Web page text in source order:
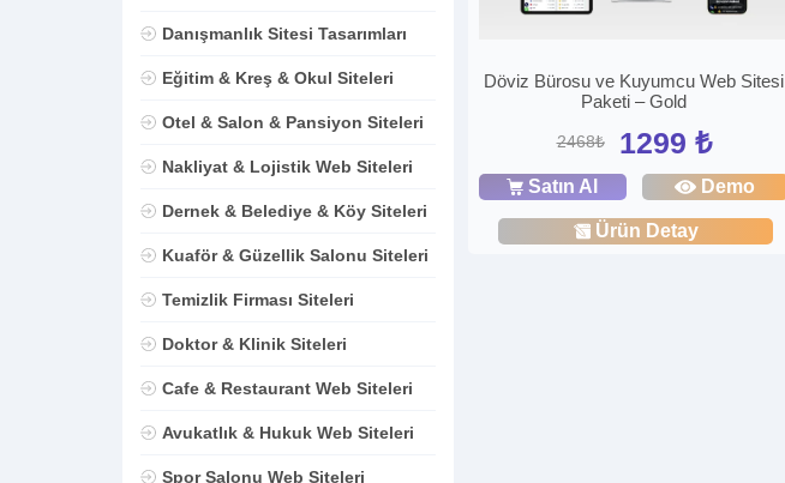
Danışmanlık Sitesi Tasarımları
Eğitim & Kreş & Okul Siteleri
Otel & Salon & Pansiyon Siteleri
Nakliyat & Lojistik Web Siteleri
Dernek & Belediye & Köy Siteleri
Kuaför & Güzellik Salonu Siteleri
Temizlik Firması Siteleri
Doktor & Klinik Siteleri
Cafe & Restaurant Web Siteleri
Avukatlık & Hukuk Web Siteleri
Spor Salonu Web Siteleri
Döviz Bürosu ve Kuyumcu Web Sitesi
Paketi – Gold
2468₺ 1299 ₺
Satın Al Demo
Ürün Detay